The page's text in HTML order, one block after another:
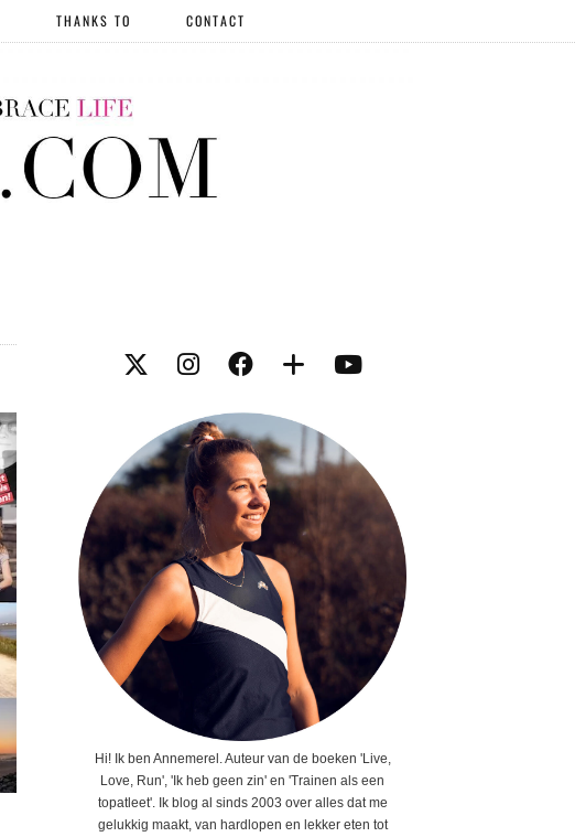
THANKS TO CONTACT
Hi! Ik ben Annemerel. Auteur van de boeken 'Live,
Love, Run', 'Ik heb geen zin' en 'Trainen als een
topatleet'. Ik blog al sinds 2003 over alles dat me
gelukkig maakt, van hardlopen en lekker eten tot